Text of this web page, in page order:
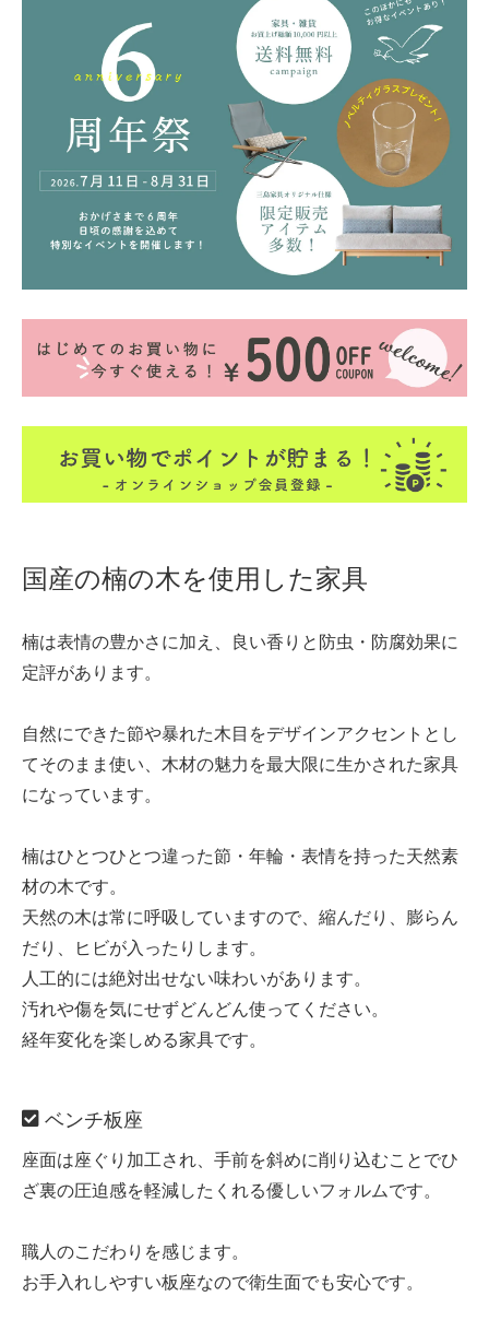
国産の楠の木を使用した家具
楠は表情の豊かさに加え、良い香りと防虫・防腐効果に
定評があります。
自然にできた節や暴れた木目をデザインアクセントとし
てそのまま使い、木材の魅力を最大限に生かされた家具
になっています。
楠はひとつひとつ違った節・年輪・表情を持った天然素
材の木です。
天然の木は常に呼吸していますので、縮んだり、膨らん
だり、ヒビが入ったりします。
人工的には絶対出せない味わいがあります。
汚れや傷を気にせずどんどん使ってください。
経年変化を楽しめる家具です。
ベンチ板座
座面は座ぐり加工され、手前を斜めに削り込むことでひ
ざ裏の圧迫感を軽減したくれる優しいフォルムです。
職人のこだわりを感じます。
お手入れしやすい板座なので衛生面でも安心です。